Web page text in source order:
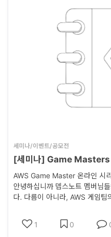
세미나/이벤트/공모전
[세미나] Game Masters
AWS Game Master 온라인
안녕하십니까 뎁스노트 멤버님
다. 다름이 아니라, AWS 게임
되었습니다. Game Masters
임 업계 종사자 분들에게 유용
1 0